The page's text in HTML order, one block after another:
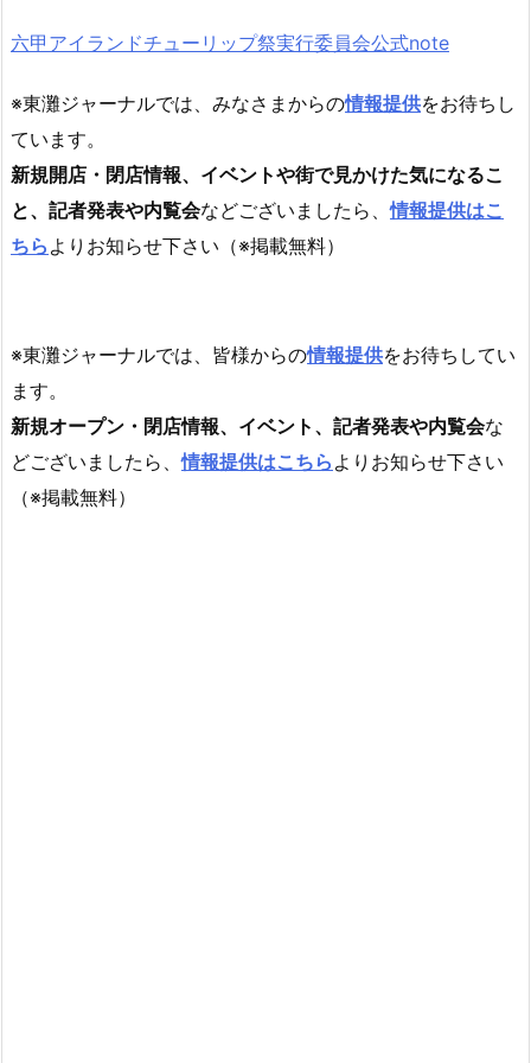
六甲アイランドチューリップ祭実行委員会公式note
※東灘ジャーナルでは、みなさまからの情報提供をお待ちし
ています。
新規開店・閉店情報、イベントや街で見かけた気になるこ
と、記者発表や内覧会などございましたら、情報提供はこ
ちら よりお知らせ下さい（※掲載無料）
※東灘ジャーナルでは、皆様からの情報提供をお待ちしてい
ます。
新規オープン・閉店情報、イベント、記者発表や内覧会な
どございましたら、情報提供はこちら よりお知らせ下さい
（※掲載無料）